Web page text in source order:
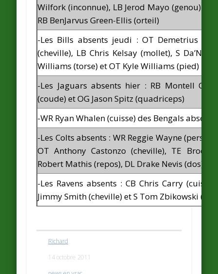
Wilfork (inconnue), LB Jerod Mayo (genou) et
RB BenJarvus Green-Ellis (orteil)
-Les Bills absents jeudi : OT Demetrius
(cheville), LB Chris Kelsay (mollet), S
Williams (torse) et OT Kyle Williams (pied)
-Les Jaguars absents hier : RB Montell
(coude) et OG Jason Spitz (quadriceps)
-WR Ryan Whalen (cuisse) des Bengals absent
-Les Colts absents : WR Reggie Wayne
OT Anthony Castonzo (cheville), TE Brody
Robert Mathis (repos), DL Drake Nevis (dos) et
-Les Ravens absents : CB Chris Carry
Jimmy Smith (cheville) et S Tom Zbikowski
Richard
14 octobre 2011